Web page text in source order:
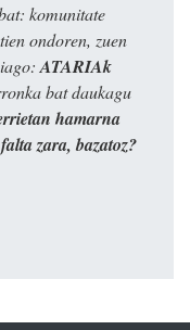
komunitate
ondoren, zuen
ATARIAk
bat daukagu
hamarna
zara, bazatoz?